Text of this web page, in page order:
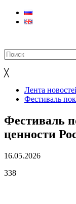
╳
Лента
Фестиваль
Фестиваль
ценности
16.05.2026
338